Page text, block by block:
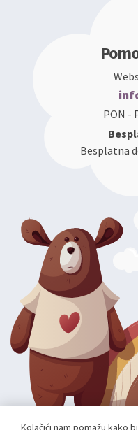
PON -
Besplatna
Kolačići nam pomažu kako